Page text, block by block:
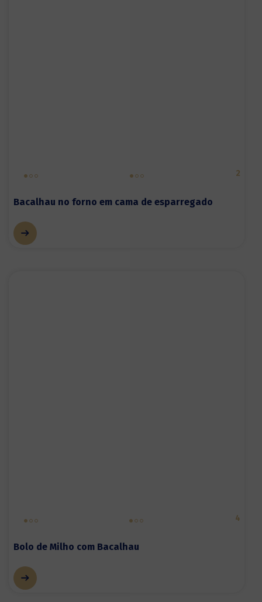
2
Bacalhau no forno em cama de esparregado
4
Bolo de Milho com Bacalhau